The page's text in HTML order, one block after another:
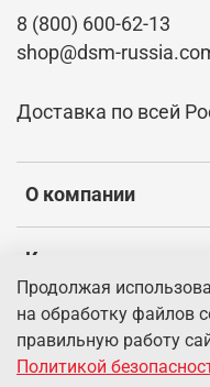
О компании
Клиентам
Информация
8 (800) 600-62-13
shop@dsm-
Доставка по всей
Продолжая
на обработку файлов
правильную работу
Политикой